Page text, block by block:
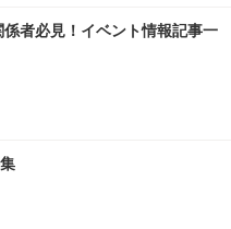
係者必見！イベント情報記事一